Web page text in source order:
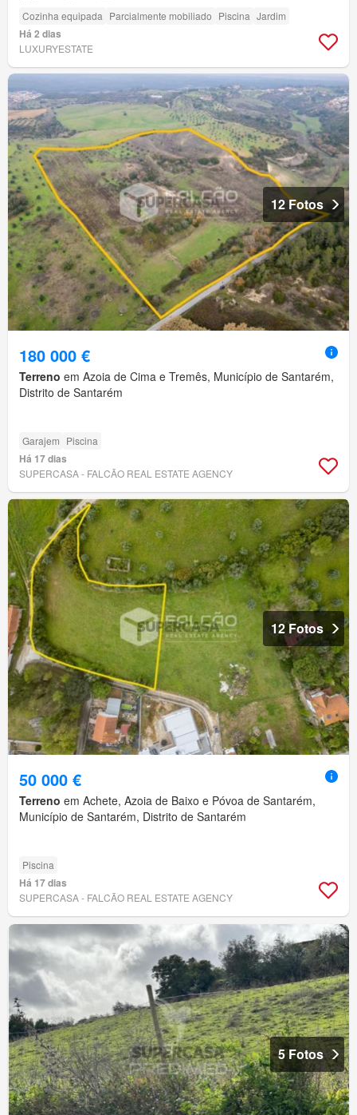
Cozinha equipada Parcialmente mobiliado Piscina Jardim
Há 2 dias
LUXURYESTATE
12 Fotos
180 000 €
Terreno em Azoia de Cima e Tremês, Município de Santarém,
Distrito de Santarém
Garajem Piscina
Há 17 dias
SUPERCASA - FALCÃO REAL ESTATE AGENCY
12 Fotos
50 000 €
Terreno em Achete, Azoia de Baixo e Póvoa de Santarém,
Município de Santarém, Distrito de Santarém
Piscina
Há 17 dias
SUPERCASA - FALCÃO REAL ESTATE AGENCY
5 Fotos